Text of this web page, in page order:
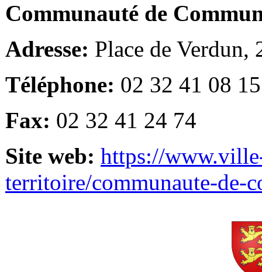
Communauté de
Adresse: Place de Verdun,
Téléphone: 02 32 41 08 15
Fax: 02 32 41 24 74
Site web: https://
territoire/communaute-de-